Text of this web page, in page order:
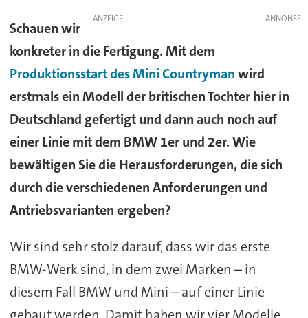
ANZEIGE
Schauen wir
konkreter in die Fertigung. Mit dem
Produktionsstart des Mini Countrymanwird
erstmals ein Modell der britischen Tochter hier in
Deutschland gefertigt und dann auch noch auf
einer Linie mit dem BMW 1er und 2er. Wie
bewältigen Sie die Herausforderungen, die sich
durch die verschiedenen Anforderungen und
Antriebsvarianten ergeben?
Wir sind sehr stolz darauf, dass wir das erste
BMW-Werk sind, in dem zwei Marken – in
diesem Fall BMW und Mini – auf einer Linie